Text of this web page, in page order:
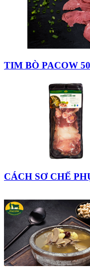
TIM BÒ PACOW
CÁCH SƠ CHẾ